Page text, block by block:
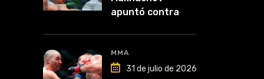
apuntó contra
lo perdió todo”
MMA
31 de julio de 2026